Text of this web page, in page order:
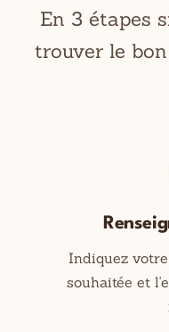
En 3 étapes
trouver le
Indiquez
souhaitée et